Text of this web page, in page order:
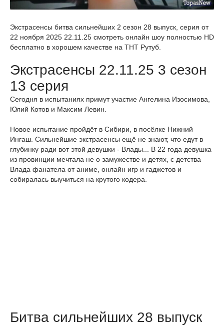
Экстрасенсы битва сильнейших 2 сезон 28 выпуск, серия от
22 ноября 2025 22.11.25 смотреть онлайн шоу полностью HD
бесплатно в хорошем качестве на ТНТ Рутуб.
Экстрасенсы 22.11.25 3 сезон
13 серия
Сегодня в испытаниях примут участие Ангелина Изосимова,
Юлий Котов и Максим Левин.
Новое испытание пройдёт в Сибири, в посёлке Нижний
Ингаш. Сильнейшие экстрасенсы ещё не знают, что едут в
глубинку ради вот этой девушки - Влады... В 22 года девушка
из провинции мечтала не о замужестве и детях, с детства
Влада фанатела от аниме, онлайн игр и гаджетов и
собиралась выучиться на крутого кодера.
Битва сильнейших 28 выпуск